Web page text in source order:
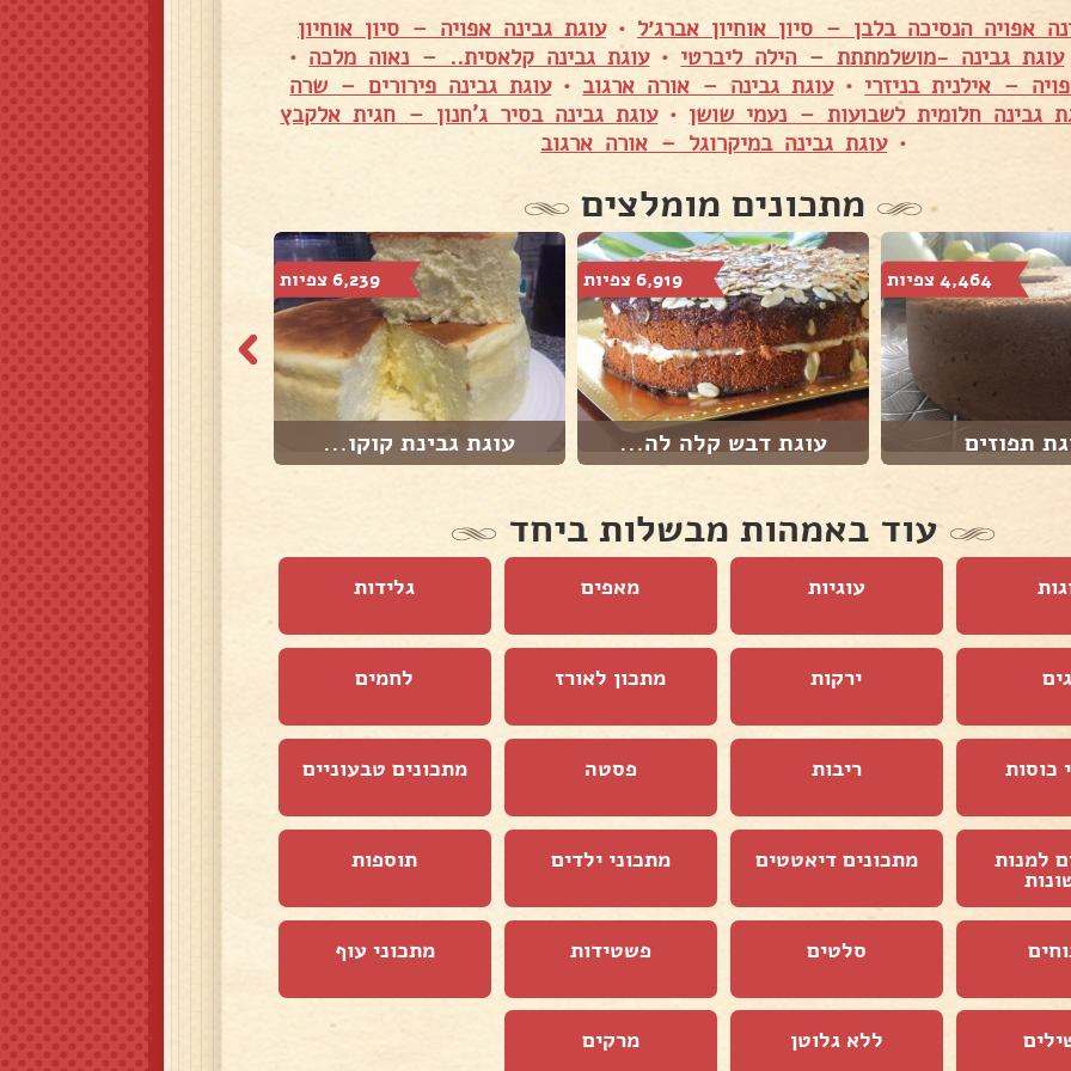
אפויה הנסיכה בלבן – סיון אוחיון אברג׳ל •עוגת גבינה אפויה – סיון אוחיון
עוגת גבינה -מושלמתתת – הילה ליברטי •עוגת גבינה קלאסית.. – נאוה מלכה •
– אילנית בניזרי •עוגת גבינה – אורה ארגוב •עוגת גבינה פירורים – שרה
גבינה חלומית לשבועות – נעמי שושן •עוגת גבינה בסיר ג'חנון – חגית אלקבץ
•עוגת גבינה במיקרוגל – אורה ארגוב
מתכונים מומלצים
4,464 צפיות
תפוזים
6,919 צפיות
עוגת דבש קלה לה...
6,239 צפיות
עוגת גבינת קוקו...
עוד באמהות מבשלות ביחד
עוגיות מאפים גלידות
ירקות מתכון לאורז לחמים
כוסות ריבות פסטה מתכונים טבעוניים
למנות מתכונים דיאטטים מתכוני ילדים תוספות
סלטים פשטידות מתכוני עוף
ללא גלוטן מרקים